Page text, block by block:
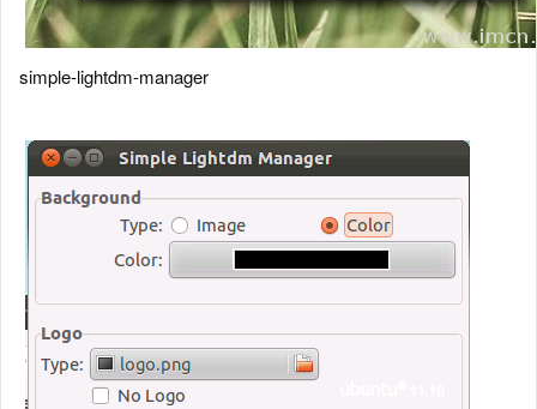
simple-lightdm-manager